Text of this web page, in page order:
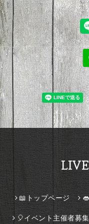
📖トップページ
🎈イベント主催者募